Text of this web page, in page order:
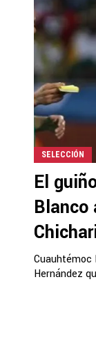
SELECCIÓN
El
Blanco
Cuauhtémoc
Hernández